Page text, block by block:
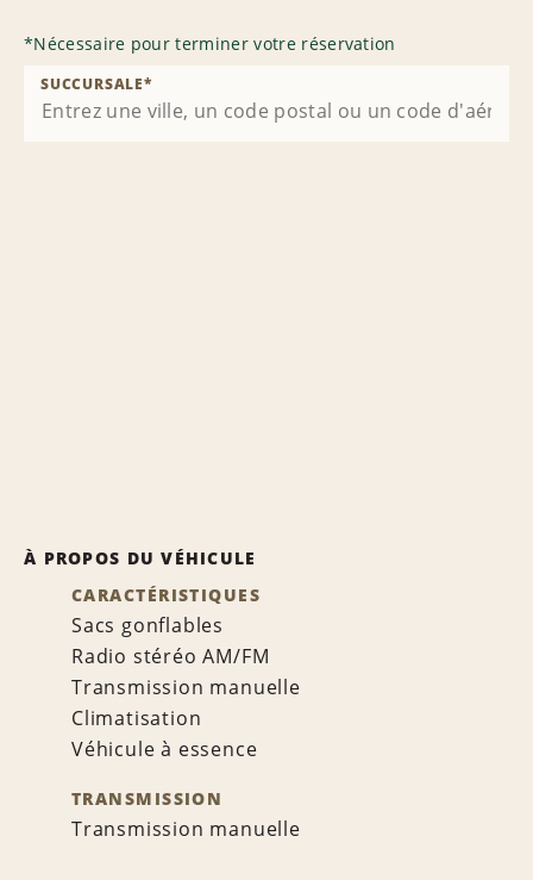
*Nécessaire pour terminer votre réservation
SUCCURSALE*
À PROPOS DU VÉHICULE
CARACTÉRISTIQUES
Sacs gonflables
Radio stéréo AM/FM
Transmission manuelle
Climatisation
Véhicule à essence
TRANSMISSION
Transmission manuelle